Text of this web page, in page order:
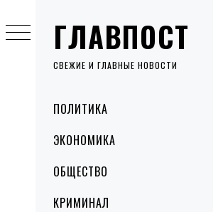
ГЛАВПОСТ
СВЕЖИЕ И ГЛАВНЫЕ НОВОСТИ
MenuПОЛИТИКА
ЭКОНОМИКА
ОБЩЕСТВО
КРИМИНАЛ
to
content